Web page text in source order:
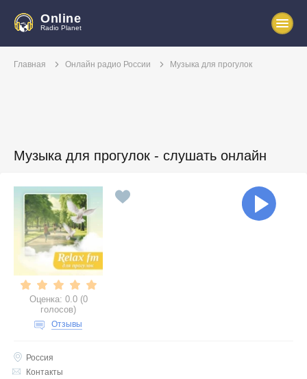
Online
Radio Planet
Главная Онлайн радио России Музыка для прогулок
Музыка для прогулок - слушать онлайн
Оценка: 0.0 (0
голосов)
Отзывы
Россия
Контакты